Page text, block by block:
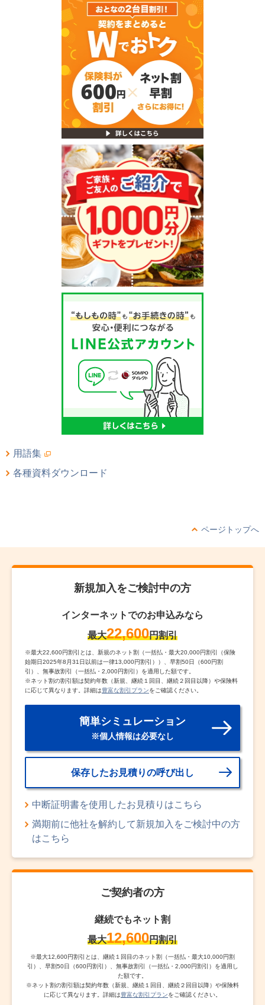
用語集
各種資料ダウンロード
ページトップへ
新規加入をご検討中の方
インターネットでのお申込みなら
最大22,600円割引
※最大22,600円割引とは、新規のネット割（一括払・最大20,000円割引（保険
始期日2025年8月31日以前は一律13,000円割引））、早割50日（600円割
引）、無事故割引（一括払・2,000円割引）を適用した額です。
※ネット割の割引額は契約年数（新規、継続１回目、継続２回目以降）や保険料
に応じて異なります。詳細は豊富な割引プランをご確認ください。
簡単シミュレーション
※個人情報は必要なし
保存したお見積りの呼び出し
中断証明書を使用したお見積りはこちら
満期前に他社を解約して新規加入をご検討中の方
はこちら
ご契約者の方
継続でもネット割
最大12,600円割引
※最大12,600円割引とは、継続１回目のネット割（一括払・最大10,000円割
引）、早割50日（600円割引）、無事故割引（一括払・2,000円割引）を適用し
た額です。
※ネット割の割引額は契約年数（新規、継続１回目、継続２回目以降）や保険料
に応じて異なります。詳細は豊富な割引プランをご確認ください。